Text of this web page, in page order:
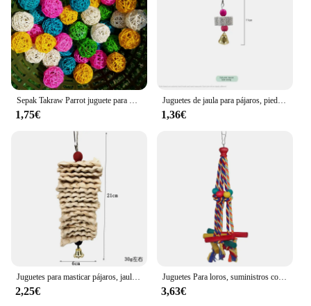
1,75€
Juguetes de jaula para pájaros, piedras de molienda para morder loros, pinchos de hueso de sepia, piedras minerales con forma de flores, juguetes colgantes para loros, suministros para mascotas
1,36€
2,25€
Juguetes Para loros, suministros coloridos de madera para pájaros, forma única, diversas formas de jugar, variedad completa, juguetes para pájaros grandes para morder loros
3,63€